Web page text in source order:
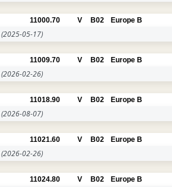
11000.70 V B02 Europe B
(2025-05-17)
11009.70 V B02 Europe B
(2026-02-26)
11018.90 V B02 Europe B
(2026-08-07)
11021.60 V B02 Europe B
(2026-02-26)
11024.80 V B02 Europe B